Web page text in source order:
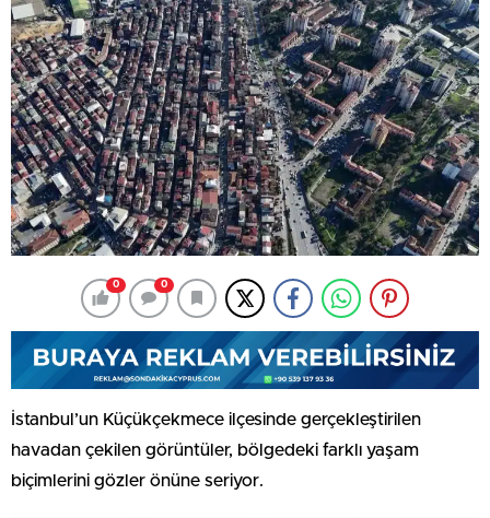
0 0
İstanbul’un Küçükçekmece ilçesinde gerçekleştirilen
havadan çekilen görüntüler, bölgedeki farklı yaşam
biçimlerini gözler önüne seriyor.